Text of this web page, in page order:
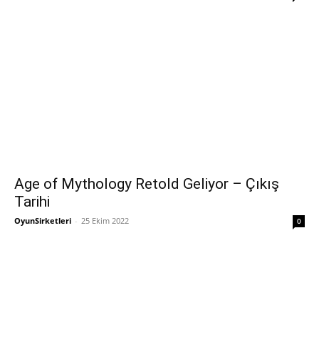
Age of Mythology Retold Geliyor – Çıkış
Tarihi
OyunSirketleri - 25 Ekim 2022 0